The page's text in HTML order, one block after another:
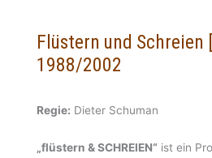
Flüstern und Schreien
1988/2002
Regie: Dieter Schuman
„flüstern & SCHREIEN“ ist ein